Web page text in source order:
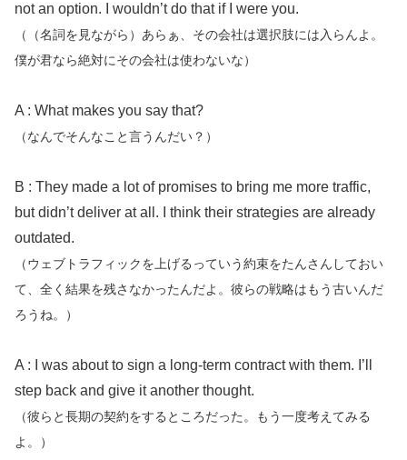
not an option. I wouldn’t do that if I were you.
（（名詞を見ながら）あらぁ、その会社は選択肢には入らんよ。
僕が君なら絶対にその会社は使わないな）
A : What makes you say that?
（なんでそんなこと言うんだい？）
B : They made a lot of promises to bring me more traffic,
but didn’t deliver at all. I think their strategies are already
outdated.
（ウェブトラフィックを上げるっていう約束をたんさんしておい
て、全く結果を残さなかったんだよ。彼らの戦略はもう古いんだ
ろうね。）
A : I was about to sign a long-term contract with them. I’ll
step back and give it another thought.
（彼らと長期の契約をするところだった。もう一度考えてみる
よ。）